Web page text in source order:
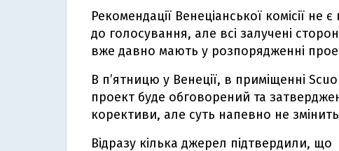
Рекомендації Венеціанської комісії
до голосування, але всі залучені
вже давно мають у розпорядженні
В п’ятницю у Венеції, в приміщенні
проект буде обговорений та
корективи, але суть напевно не
Відразу кілька джерел підтвердили, що